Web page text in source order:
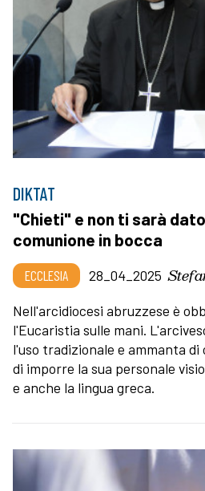
DIKTAT
"Chieti" e non ti sarà
comunione in bocca
ECCLESIA 28_04_2025
Nell'arcidiocesi abruzzese è
l'Eucaristia sulle mani.
l'uso tradizionale e ammanta
di imporre la sua personale
e anche la lingua greca.